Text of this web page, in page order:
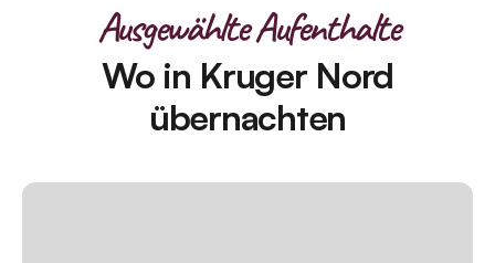
Ausgewählte Aufenthalte
Wo in Kruger Nord
übernachten